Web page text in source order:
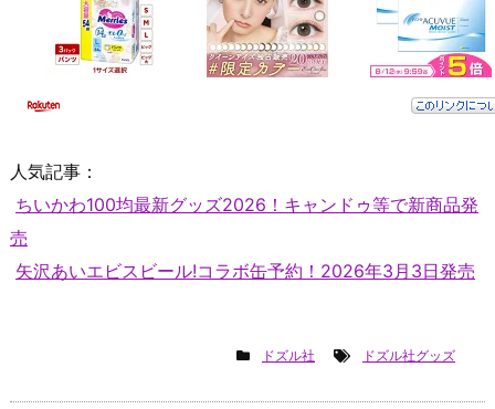
人気記事：
ちいかわ100均最新グッズ2026！キャンドゥ等で新商品発
売
矢沢あいエビスビール!コラボ缶予約！2026年3月3日発売
ドズル社 ドズル社グッズ